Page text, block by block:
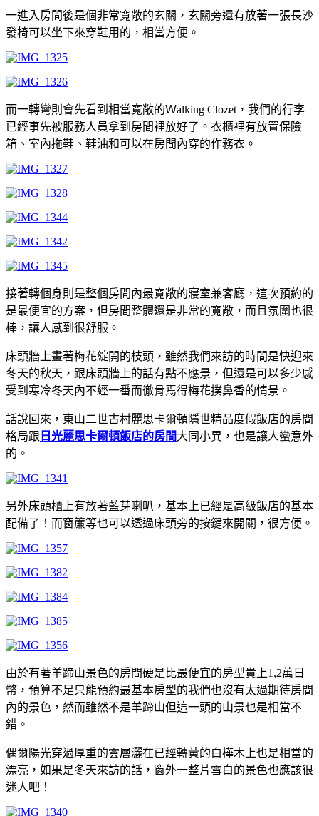
一進入房間後是個非常寬敞的玄關，玄關旁還有放著一張長沙
發椅可以坐下來穿鞋用的，相當方便。
而一轉彎則會先看到相當寬敞的Ｗalking Clozet，我們的行李
已經事先被服務人員拿到房間裡放好了。衣櫃裡有放置保險
箱、室內拖鞋、鞋油和可以在房間內穿的作務衣。
接著轉個身則是整個房間內最寬敞的寢室兼客廳，這次預約的
是最便宜的方案，但房間整體還是非常的寬敞，而且氛圍也很
棒，讓人感到很舒服。
床頭牆上畫著梅花綻開的枝頭，雖然我們來訪的時間是快迎來
冬天的秋天，跟床頭牆上的話有點不應景，但還是可以多少感
受到寒冷冬天內不經一番而徹骨焉得梅花撲鼻香的情景。
話說回來，東山二世古村麗思卡爾頓隱世精品度假飯店的房間
格局跟 日光麗思卡爾頓飯店的房間大同小異，也是讓人蠻意外
的。
另外床頭櫃上有放著藍芽喇叭，基本上已經是高級飯店的基本
配備了！而窗簾等也可以透過床頭旁的按鍵來開關，很方便。
由於有著羊蹄山景色的房間硬是比最便宜的房型貴上1,2萬日
幣，預算不足只能預約最基本房型的我們也沒有太過期待房間
內的景色，然而雖然不是羊蹄山但這一頭的山景也是相當不
錯。
偶爾陽光穿過厚重的雲層灑在已經轉黃的白樺木上也是相當的
漂亮，如果是冬天來訪的話，窗外一整片雪白的景色也應該很
迷人吧！